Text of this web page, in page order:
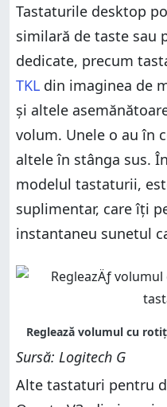
Tastaturile desktop
similară de taste sau
dedicate, precum
TKL din imaginea de
și altele
volum. Unele o au în
altele în stânga sus.
modelul tastaturii,
suplimentar, care îți
instantaneu sunetul
Sursă: Logitech G
Alte tastaturi pentru